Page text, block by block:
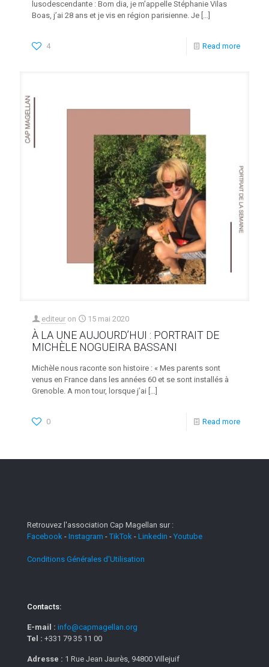
lusodescendante : Bom dia, je m’appelle Stéphanie Vilas
Boas, j’ai 28 ans et je vis en région parisienne. Je […]
4 Read more
editeur on 15 mai 2020
À LA UNE AUJOURD’HUI : PORTRAIT DE
MICHÈLE NOGUEIRA BASSANI
Michèle nous raconte son histoire : « Mes parents sont
venus en France dans les années 60 et se sont installés à
Grenoble. A mon tour, lorsque j’ai […]
0 Read more
Retrouvez l'association Cap Magellan sur :
Facebook - Instagram -TikTok - Linkedin - Youtube
Conditions Générales d'Utilisation
Contacts:
E-mail : info@capmagellan.org
Tel : +331 79 35 11 00
Adresse : 1 Rue Jean Jaurès, 94800 Villejuif